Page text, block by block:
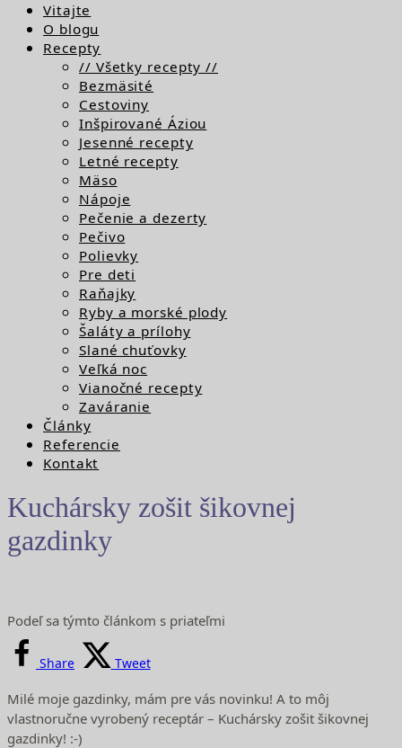
Vitajte
O blogu
Recepty
// Všetky recepty //
Bezmäsité
Cestoviny
Inšpirované Áziou
Jesenné recepty
Letné recepty
Mäso
Nápoje
Pečenie a dezerty
Pečivo
Polievky
Pre deti
Raňajky
Ryby a morské plody
Šaláty a prílohy
Slané chuťovky
Veľká noc
Vianočné recepty
Zaváranie
Články
Referencie
Kontakt
Kuchársky zošit šikovnej
gazdinky
Podeľ sa týmto článkom s priateľmi
Share Tweet
Milé moje gazdinky, mám pre vás novinku! A to môj
vlastnoručne vyrobený receptár – Kuchársky zošit šikovnej
gazdinky! :-)